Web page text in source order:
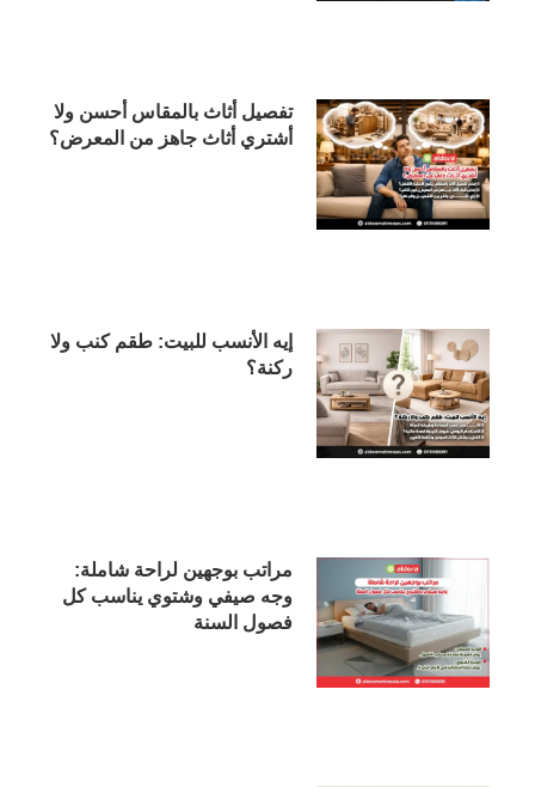
تفصيل أثاث بالمقاس أحسن ولا
أشتري أثاث جاهز من المعرض؟
إيه الأنسب للبيت: طقم كنب ولا
ركنة؟
مراتب بوجهين لراحة شاملة:
وجه صيفي وشتوي يناسب كل
فصول السنة